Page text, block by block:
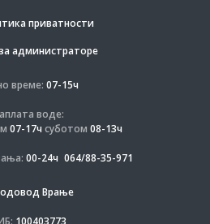
приватности
администраторе
време: 07-15ч
воде:
07-17ч суботом 08-13ч
00-24ч 064/88-35-971
Врање
100403773